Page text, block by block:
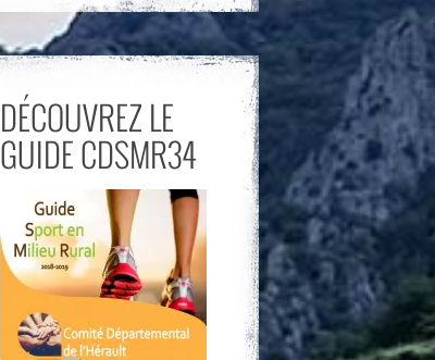
DÉCOUVREZ LE
GUIDE CDSMR34